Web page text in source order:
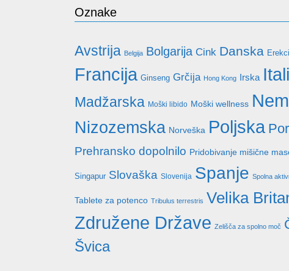
Oznake
Avstrija Belgija Bolgarija Cink Danska
Francija Ginseng Grčija Hong Kong Irska
Madžarska Moški libido Moški wellness
Nizozemska Norveška Poljska
Prehransko dopolnilo Pridobivanje mišične
Singapur Slovaška Slovenija Spanje Spolna
Tablete za potenco Tribulus terrestris Velika
Združene Države Zelišča za spolno moč
Švica